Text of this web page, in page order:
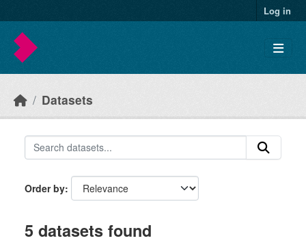
Log in
Datasets
Order by
5 datasets found